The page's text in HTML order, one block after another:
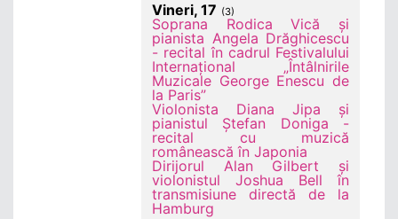
Vineri, 17 (3)
Soprana Rodica Vică și
pianista Angela Drăghicescu
- recital în cadrul Festivalului
Internațional „Întâlnirile
Muzicale George Enescu de
la Paris”
Violonista Diana Jipa și
pianistul Ștefan Doniga -
recital cu muzică
românească în Japonia
Dirijorul Alan Gilbert și
violonistul Joshua Bell în
transmisiune directă de la
Hamburg